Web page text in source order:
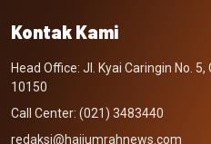
Kontak Kami
Head Office: Jl. Kyai Caringin No.
10150
Call Center: (021) 3483440
redaksi@hajiumrahnews.com